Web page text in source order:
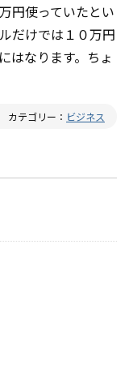
円使っていたとい
だけでは１０万円
はなります。ちょ
カテゴリー： ビジネス